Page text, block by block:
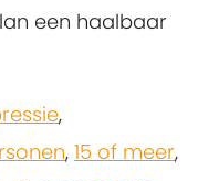
een haalbaar
,
, 15 of meer,